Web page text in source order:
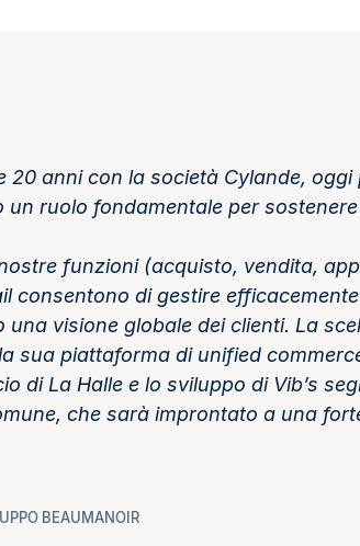
20 anni con la società Cylande, oggi
ruolo fondamentale per
funzioni (acquisto, vendita,
consentono di gestire
una visione globale dei clienti. La
sua piattaforma di unified
di La Halle e lo sviluppo di Vib’s
che sarà improntato a una
BEAUMANOIR